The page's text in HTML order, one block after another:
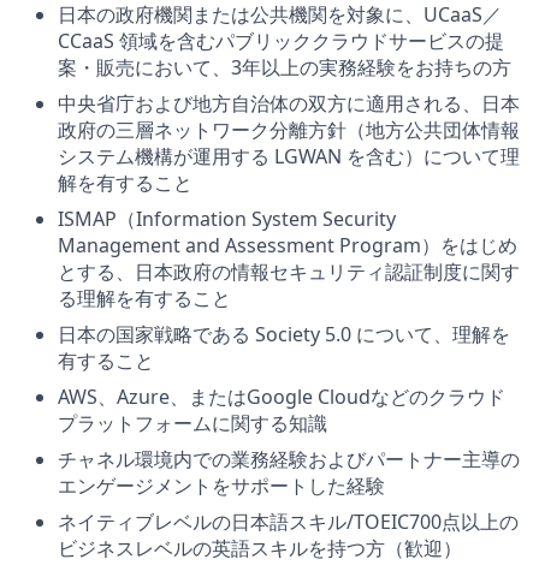
日本の政府機関または公共機関を対象に、UCaaS／
CCaaS 領域を含むパブリッククラウドサービスの提
案・販売において、3年以上の実務経験をお持ちの方
中央省庁および地方自治体の双方に適用される、日本
政府の三層ネットワーク分離方針（地方公共団体情報
システム機構が運用する LGWAN を含む）について理
解を有すること
ISMAP（Information System Security
Management and Assessment Program）をはじめ
とする、日本政府の情報セキュリティ認証制度に関す
る理解を有すること
日本の国家戦略である Society 5.0 について、理解を
有すること
AWS、Azure、またはGoogle Cloudなどのクラウド
プラットフォームに関する知識
チャネル環境内での業務経験およびパートナー主導の
エンゲージメントをサポートした経験
ネイティブレベルの日本語スキル/TOEIC700点以上の
ビジネスレベルの英語スキルを持つ方（歓迎）